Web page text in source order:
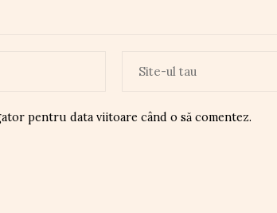
pentru data viitoare când o să comentez.